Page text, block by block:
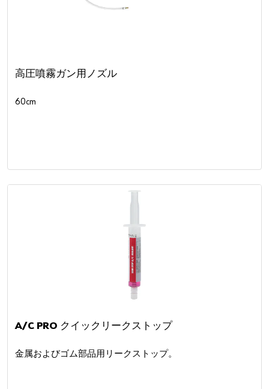
高圧噴霧ガン用ノズル
60cm
A/C PRO クイックリークストップ
金属およびゴム部品用リークストップ。